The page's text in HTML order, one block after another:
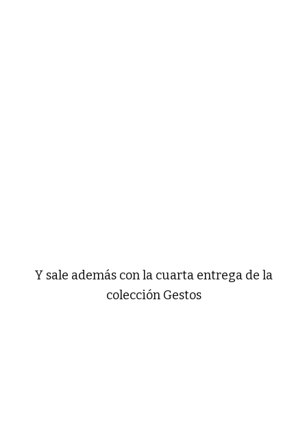
Y sale además con la cuarta entrega de la
colección Gestos